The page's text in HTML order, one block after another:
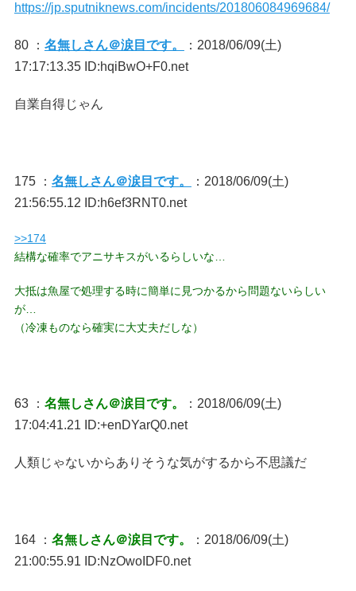
https://jp.sputniknews.com/incidents/201806084969684/
80 ： 名無しさん＠涙目です。
：2018/06/09(土)
17:17:13.35 ID:hqiBwO+F0.net
自業自得じゃん
175 ： 名無しさん＠涙目です。
：2018/06/09(土)
21:56:55.12 ID:h6ef3RNT0.net
>>174
結構な確率でアニサキスがいるらしいな…
大抵は魚屋で処理する時に簡単に見つかるから問題ないらしい
が…
（冷凍ものなら確実に大丈夫だしな）
63 ： 名無しさん＠涙目です。
：2018/06/09(土)
17:04:41.21 ID:+enDYarQ0.net
人類じゃないからありそうな気がするから不思議だ
164 ： 名無しさん＠涙目です。
：2018/06/09(土)
21:00:55.91 ID:NzOwoIDF0.net